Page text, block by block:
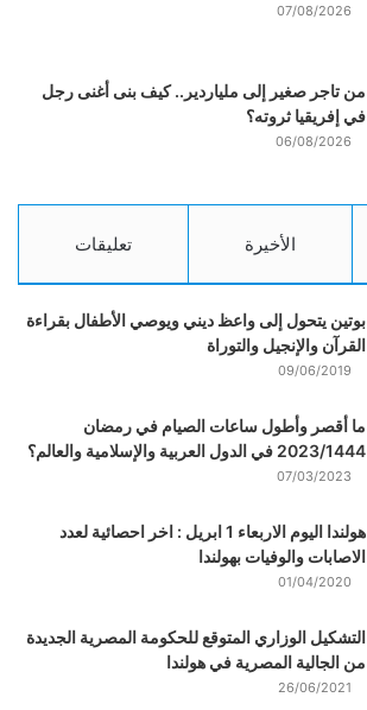
07/08/2026
من تاجر صغير إلى ملياردير.. كيف بنى أغنى رجل
في إفريقيا ثروته؟
06/08/2026
الأخيرة تعليقات
بوتين يتحول إلى واعظ ديني ويوصي الأطفال بقراءة
القرآن والإنجيل والتوراة
09/06/2019
ما أقصر وأطول ساعات الصيام في رمضان
2023/1444 في الدول العربية والإسلامية والعالم؟
07/03/2023
هولندا اليوم الاربعاء 1 ابريل : اخر احصائية لعدد
الاصابات والوفيات بهولندا
01/04/2020
التشكيل الوزاري المتوقع للحكومة المصرية الجديدة
من الجالية المصرية في هولندا
26/06/2021